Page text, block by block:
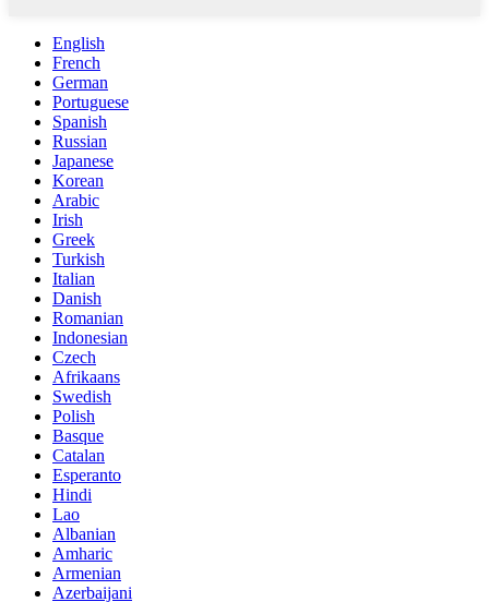
English
French
German
Portuguese
Spanish
Russian
Japanese
Korean
Arabic
Irish
Greek
Turkish
Italian
Danish
Romanian
Indonesian
Czech
Afrikaans
Swedish
Polish
Basque
Catalan
Esperanto
Hindi
Lao
Albanian
Amharic
Armenian
Azerbaijani